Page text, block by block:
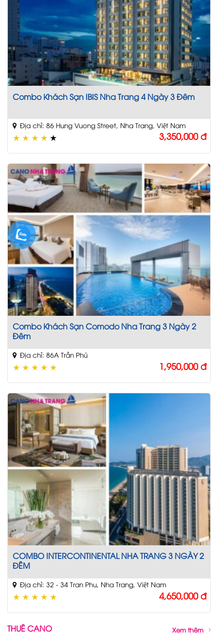
Combo Khách Sạn IBIS Nha Trang 4 Ngày 3 Đêm
Địa chỉ: 86 Hung Vuong Street, Nha Trang, Việt Nam
★ ★ ★ ★ ★ 3,350,000đ
Combo Khách Sạn Comodo Nha Trang 3 Ngày 2
Đêm
Địa chỉ: 86A Trần Phú
★ ★ ★ ★ ★ 1,950,000đ
COMBO INTERCONTINENTAL NHA TRANG 3 NGÀY 2
ĐÊM
Địa chỉ: 32 - 34 Tran Phu, Nha Trang, Việt Nam
★ ★ ★ ★ ★ 4,650,000đ
THUÊ CANO Xem thêm